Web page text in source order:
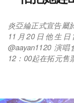
炎亞綸正式宣告屬
11月20日他生
@aayan1120 演
12：00起在拓元售